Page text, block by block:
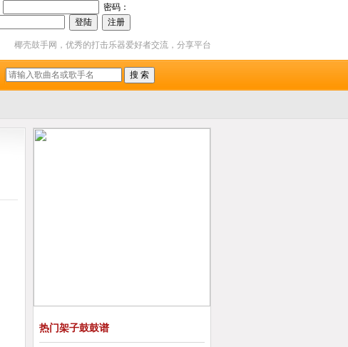
密码：
椰壳鼓手网，优秀的打击乐器爱好者交流，分享平台
热门架子鼓鼓谱